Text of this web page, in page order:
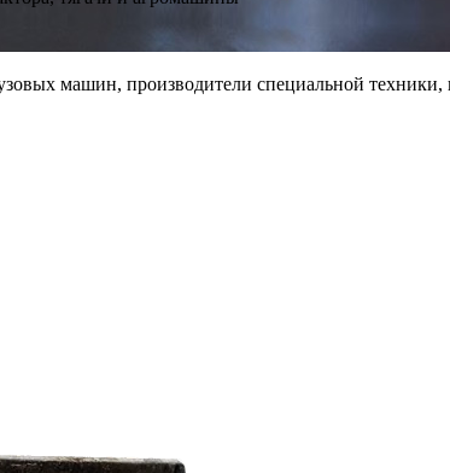
машин, производители специальной